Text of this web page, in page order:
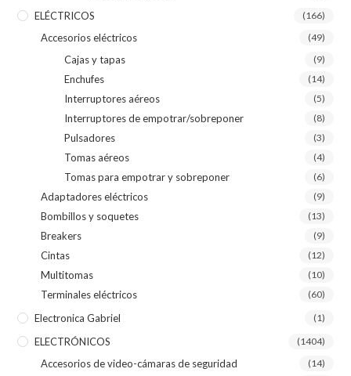
ELÉCTRICOS (166)
Accesorios eléctricos (49)
Cajas y tapas (9)
Enchufes (14)
Interruptores aéreos (5)
Interruptores de empotrar/sobreponer (8)
Pulsadores (3)
Tomas aéreos (4)
Tomas para empotrar y sobreponer (6)
Adaptadores eléctricos (9)
Bombillos y soquetes (13)
Breakers (9)
Cintas (12)
Multitomas (10)
Terminales eléctricos (60)
Electronica Gabriel (1)
ELECTRÓNICOS (1404)
Accesorios de video-cámaras de seguridad (14)